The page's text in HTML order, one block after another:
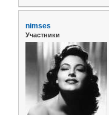
nimses
Участники